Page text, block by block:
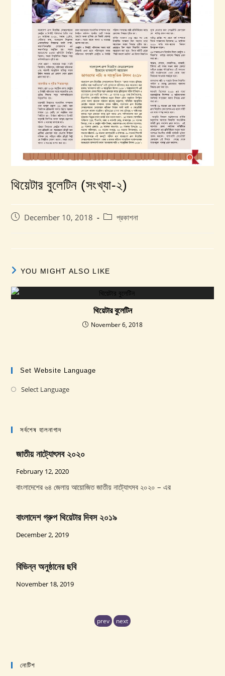
থিয়েটার বুলেটিন (সংখ্যা-২)
PostDecember 10, 2018
Postপ্রকাশনা
YOU MIGHT ALSO LIKE
থিয়েটার বুলেটিন
November 6, 2018
Set Website Language
Select LanguageOpens
সর্বশেষ হালনাগাদ
জাতীয় নাট্যোৎসব ২০২০
February 12, 2020
বাংলাদেশের ৬৪ জেলায় আয়োজিত জাতীয় নাট্যোৎসব ২০২০ – এর
বাংলাদেশ গ্রুপ থিয়েটার দিবস ২০১৯
December 2, 2019
বিভিন্ন অনুষ্ঠানের ছবি
November 18, 2019
২৯ নভেম্বর বাংলাদেশ গ্রুপ থিয়েটার ফে�
prev next
নোটিশ